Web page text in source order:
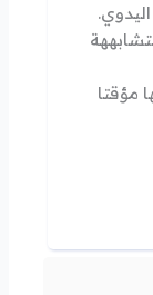
اليدوي.
مؤقتا